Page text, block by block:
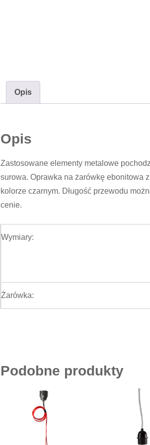
Opis
Opis
Zastosowane elementy metalowe
surowa. Oprawka na żarówkę ebonitowa
kolorze czarnym. Długość przewodu
cenie.
Wymiary:
Żarówka:
Podobne produkty